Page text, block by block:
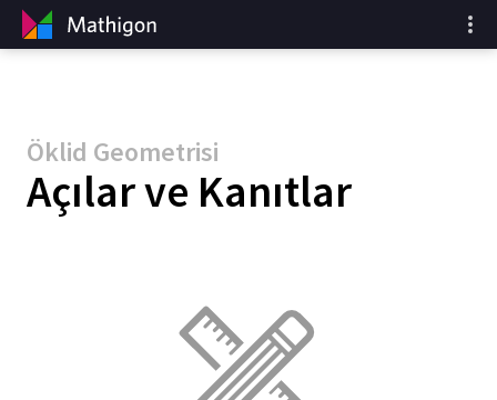
Öklid Geometrisi
Açılar ve Kanıtlar